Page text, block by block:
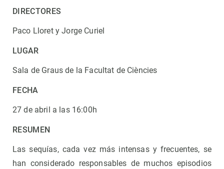
DIRECTORES
Paco Lloret y Jorge Curiel
LUGAR
Sala de Graus de la Facultat de Ciències
FECHA
27 de abril a las 16:00h
RESUMEN
Las sequías, cada vez más intensas y frecuentes, se
han considerado responsables de muchos episodios